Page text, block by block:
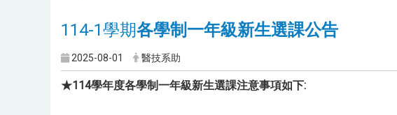
114-1學期各學制一年級新生選課公告
2025-08-01 醫技系助
★114學年度各學制一年級新生選課注意事項如下: